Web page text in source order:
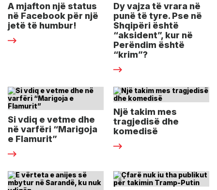
A mjafton një status
në Facebook për një
jetë të humbur!
Dy vajza të vrara në
punë të tyre. Pse në
Shqipëri është
“aksident”, kur në
Perëndim është
“krim”?
Si vdiq e vetme dhe
në varfëri “Marigoja
e Flamurit”
Një takim mes
tragjedisë dhe
komedisë